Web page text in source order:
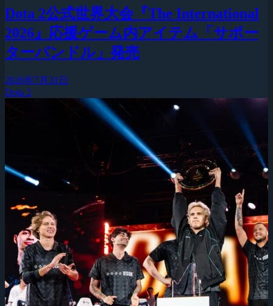
Dota 2公式世界大会『The International
2026』応援ゲーム内アイテム「サポー
ターバンドル」発売
2026年7月31日
Dota 2